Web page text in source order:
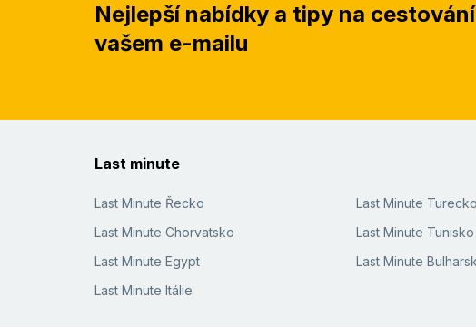
Nejlepší nabídky a tipy na
vašem e-mailu
Last minute
Last Minute Řecko
Last Minute Chorvatsko
Last Minute Egypt
Last Minute Itálie
Last Minute Turecko
Last Minute Tunisko
Last Minute